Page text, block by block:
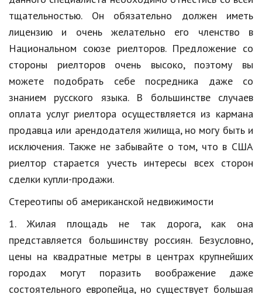
Праздники и подарки
Кинематограф
Домашние животные
Семья и дети
Путешествия
Строительство
Культура и общество
Мода и стиль
Бизнес
Хобби и развлечения
Финансы
Юриспруденция
тщательностью. Он обязательно должен иметь
лицензию и очень желательно его членство в
Национальном союзе риелторов. Предложение со
стороны риелторов очень высоко, поэтому вы
можете подобрать себе посредника даже со
знанием русского языка. В большинстве случаев
оплата услуг риелтора осуществляется из кармана
продавца или арендодателя жилища, но могу быть и
исключения. Также не забывайте о том, что в США
риелтор старается учесть интересы всех сторон
сделки купли-продажи.
Стереотипы об американской недвижимости
1. Жилая площадь не так дорога, как она
представляется большинству россиян. Безусловно,
цены на квадратные метры в центрах крупнейших
городах могут поразить воображение даже
состоятельного европейца, но существует большая